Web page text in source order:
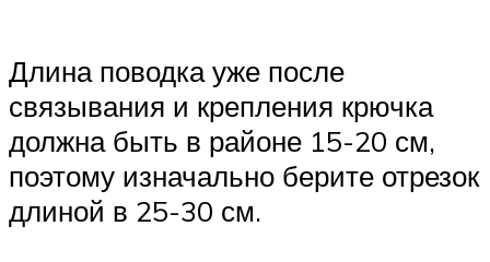
Длина поводка уже после
связывания и крепления крючка
должна быть в районе 15-20 см,
поэтому изначально берите отрезок
длиной в 25-30 см.